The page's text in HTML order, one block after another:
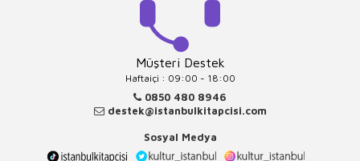
Müşteri Destek
Haftaiçi : 09:00 - 18:00
0850 480 8946
destek@istanbulkitapcisi.com
Sosyal Medya